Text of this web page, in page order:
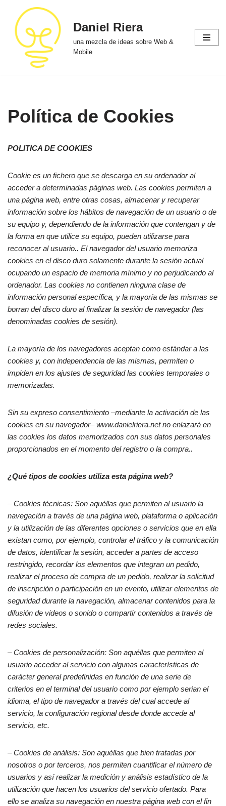
Saltar
contenido
Daniel Riera
una mezcla de ideas sobre Web &
Mobile
Política de Cookies
POLITICA DE COOKIES
Cookie es un fichero que se descarga en su ordenador al
acceder a determinadas páginas web. Las cookies permiten a
una página web, entre otras cosas, almacenar y recuperar
información sobre los hábitos de navegación de un usuario o de
su equipo y, dependiendo de la información que contengan y de
la forma en que utilice su equipo, pueden utilizarse para
reconocer al usuario.. El navegador del usuario memoriza
cookies en el disco duro solamente durante la sesión actual
ocupando un espacio de memoria mínimo y no perjudicando al
ordenador. Las cookies no contienen ninguna clase de
información personal específica, y la mayoría de las mismas se
borran del disco duro al finalizar la sesión de navegador (las
denominadas cookies de sesión).
La mayoría de los navegadores aceptan como estándar a las
cookies y, con independencia de las mismas, permiten o
impiden en los ajustes de seguridad las cookies temporales o
memorizadas.
Sin su expreso consentimiento –mediante la activación de las
cookies en su navegador– www.danielriera.net no enlazará en
las cookies los datos memorizados con sus datos personales
proporcionados en el momento del registro o la compra..
¿Qué tipos de cookies utiliza esta página web?
– Cookies técnicas: Son aquéllas que permiten al usuario la
navegación a través de una página web, plataforma o aplicación
y la utilización de las diferentes opciones o servicios que en ella
existan como, por ejemplo, controlar el tráfico y la comunicación
de datos, identificar la sesión, acceder a partes de acceso
restringido, recordar los elementos que integran un pedido,
realizar el proceso de compra de un pedido, realizar la solicitud
de inscripción o participación en un evento, utilizar elementos de
seguridad durante la navegación, almacenar contenidos para la
difusión de videos o sonido o compartir contenidos a través de
redes sociales.
– Cookies de personalización: Son aquéllas que permiten al
usuario acceder al servicio con algunas características de
carácter general predefinidas en función de una serie de
criterios en el terminal del usuario como por ejemplo serian el
idioma, el tipo de navegador a través del cual accede al
servicio, la configuración regional desde donde accede al
servicio, etc.
– Cookies de análisis: Son aquéllas que bien tratadas por
nosotros o por terceros, nos permiten cuantificar el número de
usuarios y así realizar la medición y análisis estadístico de la
utilización que hacen los usuarios del servicio ofertado. Para
ello se analiza su navegación en nuestra página web con el fin